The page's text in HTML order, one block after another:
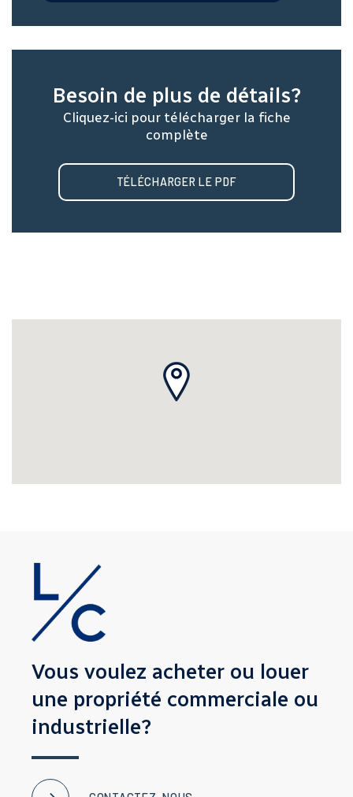
Besoin de plus de détails?
Cliquez-ici pour télécharger la fiche
complète
TÉLÉCHARGER LE PDF
Vous voulez acheter ou louer
une propriété commerciale ou
industrielle?